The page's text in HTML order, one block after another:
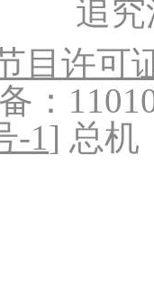
追
目许可
：
-1] 总机